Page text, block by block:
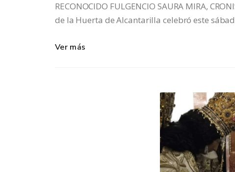
RECONOCIDO FULGENCIO SAURA MIRA,
de la Huerta de Alcantarilla celebró este
Ver más